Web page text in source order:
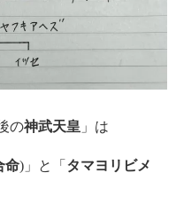
の神武天皇 」は
命)」と「 タマヨリビメ